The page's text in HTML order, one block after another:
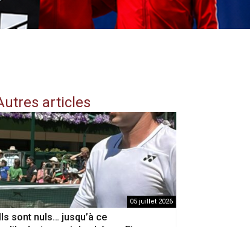
articles
05 juillet 2026
Ils sont nuls… jusqu’à ce